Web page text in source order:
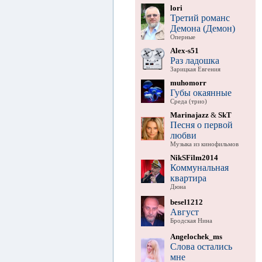
lori
Третий романс
Демона (Демон)
Оперные
Alex-s51
Раз ладошка
Зарицкая Евгения
muhomorr
Губы окаянные
Среда (трио)
Marinajazz& SkT
Песня о первой
любви
Музыка из кинофильмов
NikSFilm2014
Коммунальная
квартира
Дюна
besel1212
Август
Бродская Нина
Angelochek_ms
Слова остались
мне